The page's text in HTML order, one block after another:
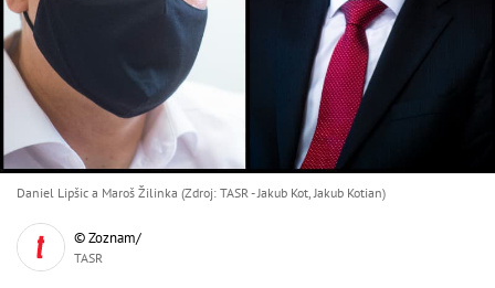
Daniel Lipšic a Maroš Žilinka (Zdroj: TASR - Jakub Kot, Jakub Kotian)
© Zoznam/
TASR